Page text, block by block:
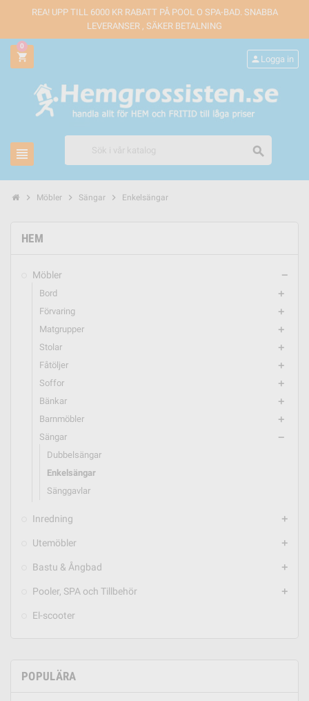
REA! UPP TILL 6000 KR RABATT PÅ POOL O SPA-BAD. SNABBA
LEVERANSER , SÄKER BETALNING
shopping_cart
0
view_headline search
person Logga in
chevron_right Möbler chevron_right Sängar chevron_right Enkelsängar
HEM
Möbler remove
Bord add
Förvaring add
Matgrupper add
Stolar add
Fåtöljer add
Soffor add
Bänkar add
Barnmöbler add
Sängar remove
Dubbelsängar
Enkelsängar
Sänggavlar
Inredning add
Utemöbler add
Bastu & Ångbad add
Pooler, SPA och Tillbehör add
El-scooter
POPULÄRA